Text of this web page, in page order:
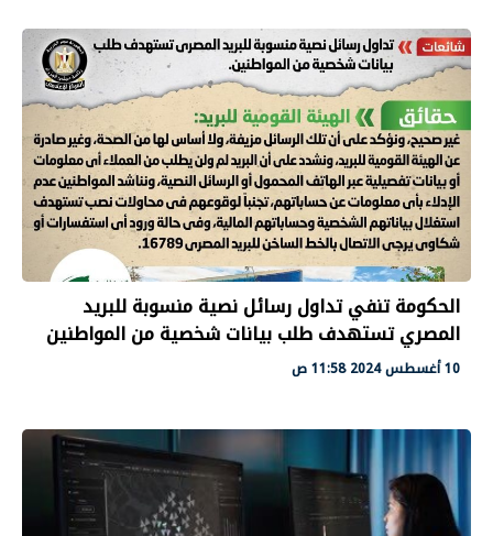
الحكومة تنفي تداول رسائل نصية منسوبة للبريد
المصري تستهدف طلب بيانات شخصية من المواطنين
10 أغسطس 2024 11:58 ص